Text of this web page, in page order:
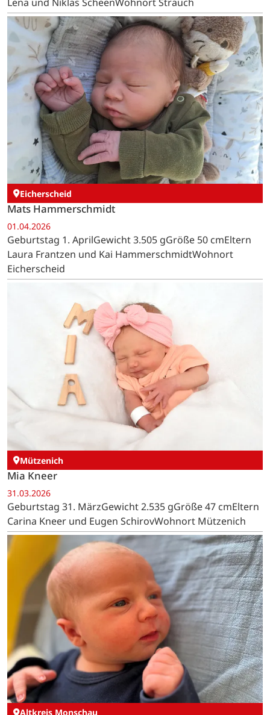
Eicherscheid
Mats Hammerschmidt
01.04.2026
Geburtstag 1. AprilGewicht 3.505 gGröße 50 cmEltern
Laura Frantzen und Kai HammerschmidtWohnort
Eicherscheid
Mützenich
Mia Kneer
31.03.2026
Geburtstag 31. MärzGewicht 2.535 gGröße 47 cmEltern
Carina Kneer und Eugen SchirovWohnort Mützenich
Altkreis Monschau